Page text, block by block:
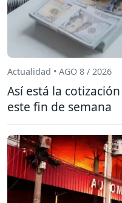
Actualidad • AGO 8 / 2026
Así está la
este fin de semana